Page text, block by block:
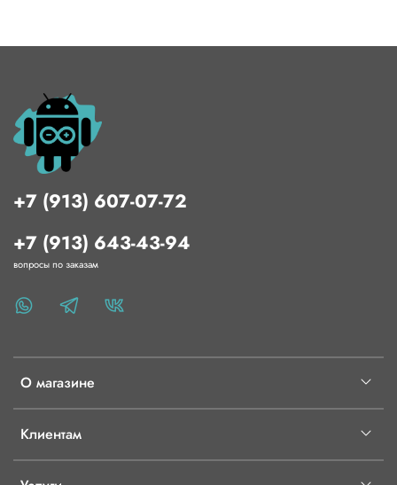
О магазине
Клиентам
+7 (913) 607-07-72
+7 (913) 643-43-94
вопросы по заказам